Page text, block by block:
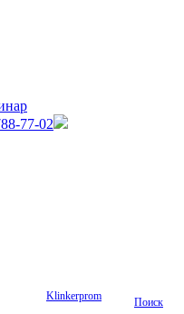
77-02
Поиск
Klinkerprom